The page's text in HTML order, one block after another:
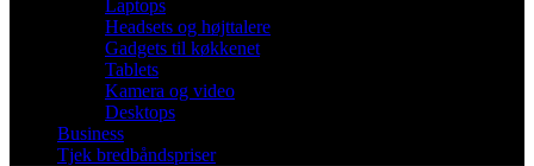
Laptops
Headsets og højttalere
Gadgets til køkkenet
Tablets
Kamera og video
Desktops
Business
Tjek bredbåndspriser